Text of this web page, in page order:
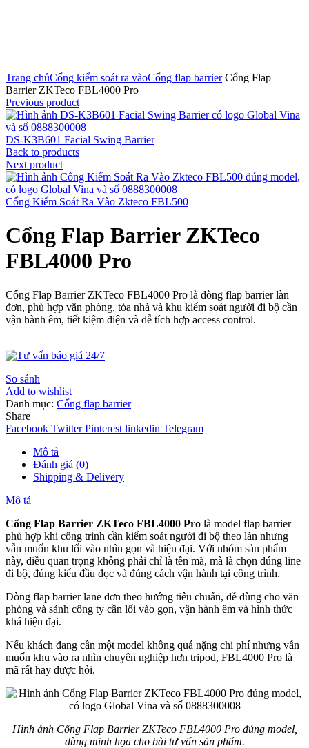
Trang chủCổng kiểm soát ra vàoCổng flap barrierCổng Flap
Barrier ZKTeco FBL4000 Pro
Previous product
DS-K3B601 Facial Swing Barrier
Back to products
Next product
Cổng Kiểm Soát Ra Vào Zkteco FBL500
Cổng Flap Barrier ZKTeco
FBL4000 Pro
Cổng Flap Barrier ZKTeco FBL4000 Pro là dòng flap barrier làn
đơn, phù hợp văn phòng, tòa nhà và khu kiểm soát người đi bộ cần
vận hành êm, tiết kiệm điện và dễ tích hợp access control.
So sánh
Add to wishlist
Danh mục: Cổng flap barrier
Share
Facebook Twitter Pinterest linkedin Telegram
Mô tả
Đánh giá (0)
Shipping & Delivery
Mô tả
Cổng Flap Barrier ZKTeco FBL4000 Pro là model flap barrier
phù hợp khi công trình cần kiểm soát người đi bộ theo làn nhưng
vẫn muốn khu lối vào nhìn gọn và hiện đại. Với nhóm sản phẩm
này, điều quan trọng không phải chỉ là tên mã, mà là chọn đúng line
đi bộ, đúng kiểu đầu đọc và đúng cách vận hành tại công trình.
Dòng flap barrier lane đơn theo hướng tiêu chuẩn, dễ dùng cho văn
phòng và sảnh công ty cần lối vào gọn, vận hành êm và hình thức
khá hiện đại.
Nếu khách đang cần một model không quá nặng chi phí nhưng vẫn
muốn khu vào ra nhìn chuyên nghiệp hơn tripod, FBL4000 Pro là
mã rất hay được hỏi.
Hình ảnh Cổng Flap Barrier ZKTeco FBL4000 Pro đúng model,
dùng minh họa cho bài tư vấn sản phẩm.